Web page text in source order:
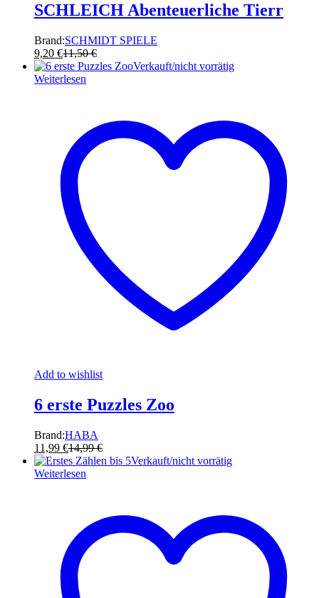
SCHLEICH Abenteuerliche Tierr
Brand:SCHMIDT SPIELE
9,20 €11,50€
Verkauft/nicht vorrätig
Weiterlesen
Add to wishlist
6 erste Puzzles Zoo
Brand:HABA
11,99 €14,99€
Verkauft/nicht vorrätig
Weiterlesen